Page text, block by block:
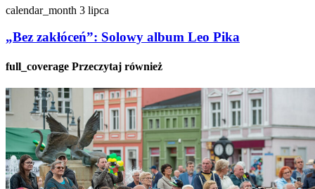
calendar_month 3 lipca
„Bez zakłóceń”: Solowy album Leo Pika
full_coverage Przeczytaj również